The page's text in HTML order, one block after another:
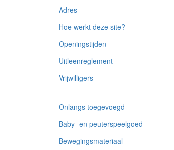
Adres
Hoe werkt deze site?
Openingstijden
Uitleenreglement
Vrijwilligers
Onlangs toegevoegd
Baby- en peuterspeelgoed
Bewegingsmateriaal